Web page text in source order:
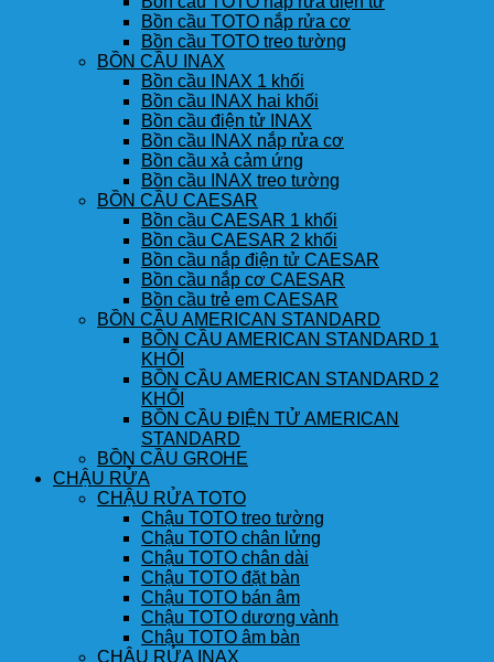
Bồn cầu TOTO nắp rửa cơ
Bồn cầu TOTO treo tường
BỒN CẦU INAX
Bồn cầu INAX 1 khối
Bồn cầu INAX hai khối
Bồn cầu điện tử INAX
Bồn cầu INAX nắp rửa cơ
Bồn cầu xả cảm ứng
Bồn cầu INAX treo tường
BỒN CẦU CAESAR
Bồn cầu CAESAR 1 khối
Bồn cầu CAESAR 2 khối
Bồn cầu nắp điện tử CAESAR
Bồn cầu nắp cơ CAESAR
Bồn cầu trẻ em CAESAR
BỒN CẦU AMERICAN STANDARD
BỒN CẦU AMERICAN STANDARD 1
KHỐI
BỒN CẦU AMERICAN STANDARD 2
KHỐI
BỒN CẦU ĐIỆN TỬ AMERICAN
STANDARD
BỒN CẦU GROHE
CHẬU RỬA
CHẬU RỬA TOTO
Chậu TOTO treo tường
Chậu TOTO chân lửng
Chậu TOTO chân dài
Chậu TOTO đặt bàn
Chậu TOTO bán âm
Chậu TOTO dương vành
Chậu TOTO âm bàn
CHẬU RỬA INAX